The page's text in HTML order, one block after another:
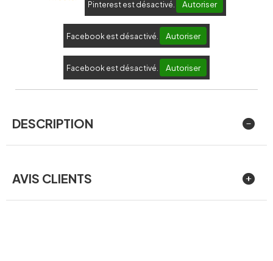
Pinterest est désactivé. Autoriser
Facebook est désactivé. Autoriser
Facebook est désactivé. Autoriser
DESCRIPTION
AVIS CLIENTS